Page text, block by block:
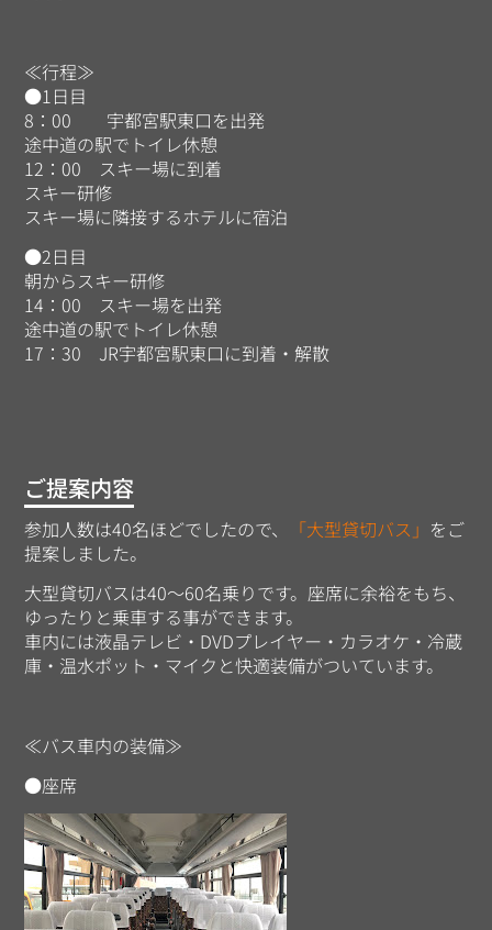
≪行程≫
●1日目
8：00 宇都宮駅東口を出発
途中道の駅でトイレ休憩
12：00 スキー場に到着
スキー研修
スキー場に隣接するホテルに宿泊
●2日目
朝からスキー研修
14：00 スキー場を出発
途中道の駅でトイレ休憩
17：30 JR宇都宮駅東口に到着・解散
ご提案内容
参加人数は40名ほどでしたので、 「大型貸切バス」 をご
提案しました。
大型貸切バスは40～60名乗りです。座席に余裕をもち、
ゆったりと乗車する事ができます。
車内には液晶テレビ・DVDプレイヤー・カラオケ・冷蔵
庫・温水ポット・マイクと快適装備がついています。
≪バス車内の装備≫
●座席